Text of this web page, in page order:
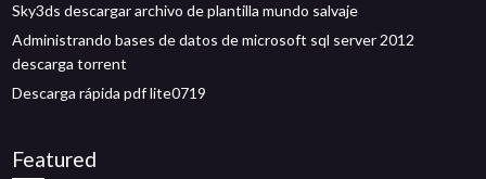
Sky3ds descargar archivo de plantilla mundo salvaje
Administrando bases de datos de microsoft sql server 2012
descarga torrent
Descarga rápida pdf lite0719
Featured